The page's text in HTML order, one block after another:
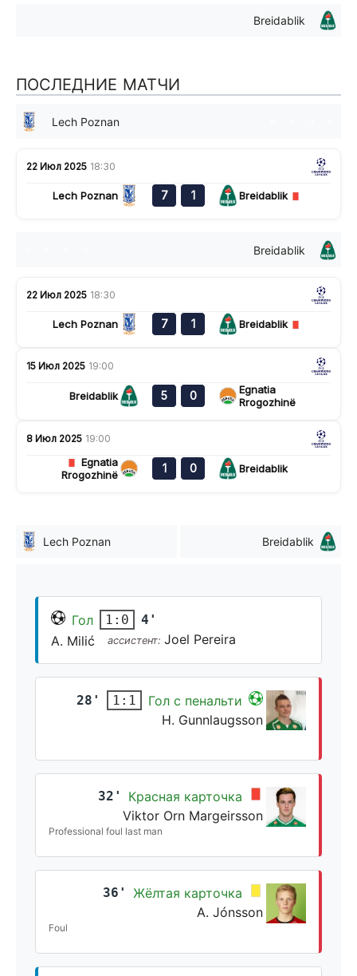
Breidablik
ПОСЛЕДНИЕ МАТЧИ
Lech Poznan
22 Июл 2025 18:30
Lech Poznan 7 1 Breidablik
Breidablik
22 Июл 2025 18:30
Lech Poznan 7 1 Breidablik
15 Июл 2025 19:00
Breidablik 5 0
Egnatia
Rrogozhinë
8 Июл 2025 19:00
Egnatia
Rrogozhinë
1 0 Breidablik
Lech Poznan Breidablik
Гол 1:0 4'
A. Milić ассистент: Joel Pereira
28' 1:1
Гол с пенальти
H. Gunnlaugsson
32'
Красная карточка
Viktor Orn Margeirsson
Professional foul last man
36'
Жёлтая карточка
A. Jónsson
Foul